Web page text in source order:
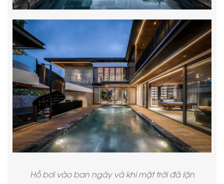
Hồ bơi vào ban ngày và khi mặt trời đã lặn